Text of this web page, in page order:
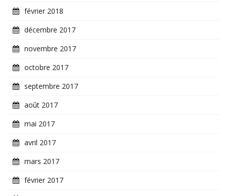
février 2018
décembre 2017
novembre 2017
octobre 2017
septembre 2017
août 2017
mai 2017
avril 2017
mars 2017
février 2017